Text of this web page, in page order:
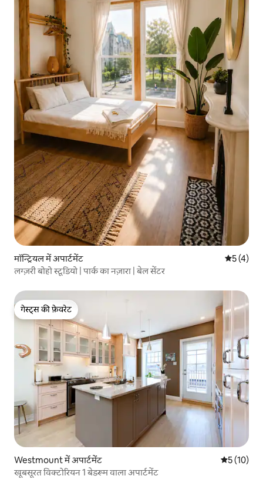
मॉन्ट्रियल में अपार्टमेंट औसत रेटिंग
5 (4)
लग्ज़री बोहो स्टूडियो | पार्क का नज़ारा | बेल सेंटर
गेस्ट्स की फ़ेवरेट
गेस्ट्स की फ़ेवरेट
Westmount में अपार्टमेंट औसत रेटिंग
5 (10)
खूबसूरत विक्टोरियन 1 बेडरूम वाला अपार्टमेंट